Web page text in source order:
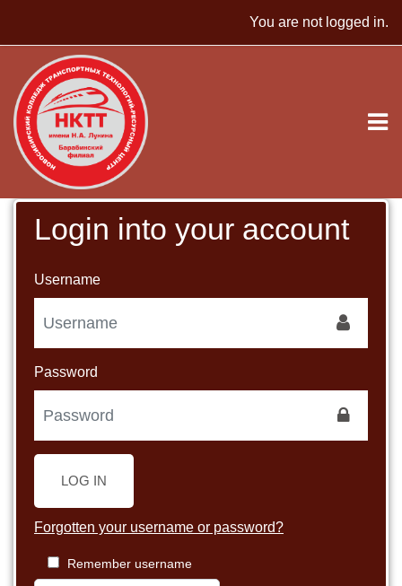
You are not logged in.
Login into your account
Username
Password
LOG IN
Forgotten your username or password?
Remember username